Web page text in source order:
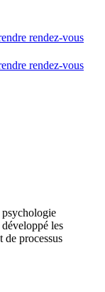
rendez-vous
rendez-vous
psychologie
les
de processus